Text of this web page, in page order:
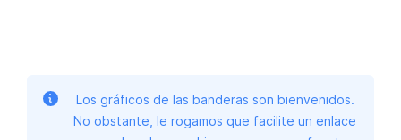
Los gráficos de las banderas son bienvenidos.
No obstante, le rogamos que facilite un enlace